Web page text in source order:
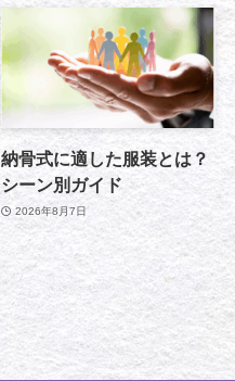
納骨式に適した服装とは？
シーン別ガイド
2026年8月7日